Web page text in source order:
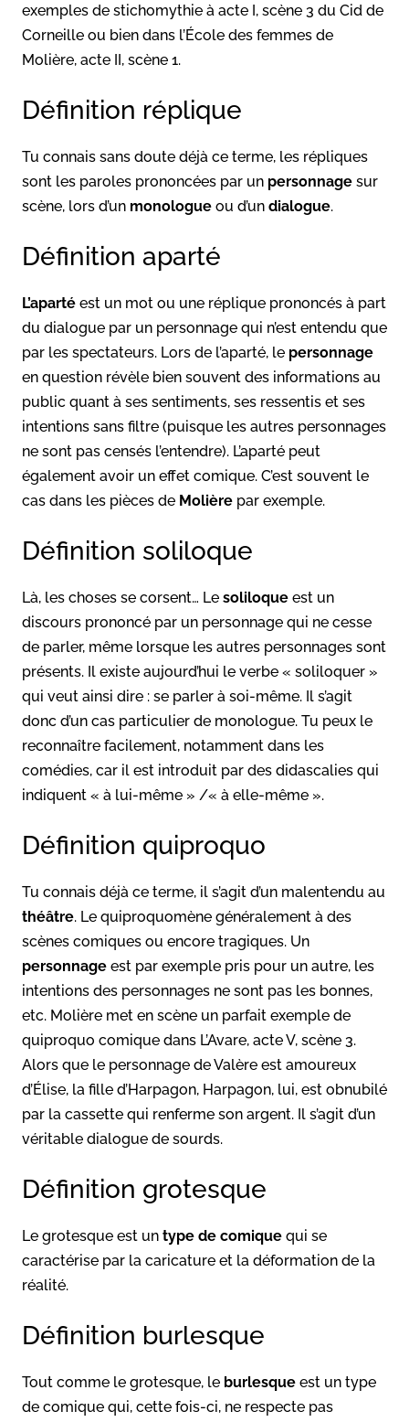
exemples de stichomythie à acte I, scène 3 du Cid de
Corneille ou bien dans l’École des femmes de
Molière, acte II, scène 1.
Définition réplique
Tu connais sans doute déjà ce terme, les répliques
sont les paroles prononcées par un personnage sur
scène, lors d’un monologue ou d’un dialogue.
Définition aparté
L’aparté est un mot ou une réplique prononcés à part
du dialogue par un personnage qui n’est entendu que
par les spectateurs. Lors de l’aparté, le personnage
en question révèle bien souvent des informations au
public quant à ses sentiments, ses ressentis et ses
intentions sans filtre (puisque les autres personnages
ne sont pas censés l’entendre). L’aparté peut
également avoir un effet comique. C’est souvent le
cas dans les pièces de Molière par exemple.
Définition soliloque
Là, les choses se corsent… Le soliloque est un
discours prononcé par un personnage qui ne cesse
de parler, même lorsque les autres personnages sont
présents. Il existe aujourd’hui le verbe « soliloquer »
qui veut ainsi dire : se parler à soi-même. Il s’agit
donc d’un cas particulier de monologue. Tu peux le
reconnaître facilement, notamment dans les
comédies, car il est introduit par des didascalies qui
indiquent « à lui-même » /« à elle-même ».
Définition quiproquo
Tu connais déjà ce terme, il s’agit d’un malentendu au
théâtre. Le quiproquomène généralement à des
scènes comiques ou encore tragiques. Un
personnage est par exemple pris pour un autre, les
intentions des personnages ne sont pas les bonnes,
etc. Molière met en scène un parfait exemple de
quiproquo comique dans L’Avare, acte V, scène 3.
Alors que le personnage de Valère est amoureux
d’Élise, la fille d’Harpagon, Harpagon, lui, est obnubilé
par la cassette qui renferme son argent. Il s’agit d’un
véritable dialogue de sourds.
Définition grotesque
Le grotesque est un type de comique qui se
caractérise par la caricature et la déformation de la
réalité.
Définition burlesque
Tout comme le grotesque, le burlesque est un type
de comique qui, cette fois-ci, ne respecte pas